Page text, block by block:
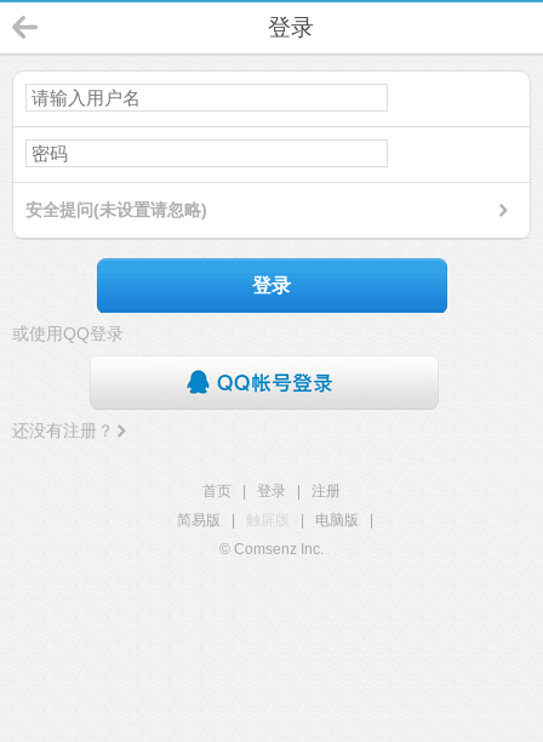
登录
安全提问(未设置请忽略)
登录
或使用QQ登录
还没有注册？
首页 登录
注册
简易版
触屏版 电脑版
© Comsenz Inc.